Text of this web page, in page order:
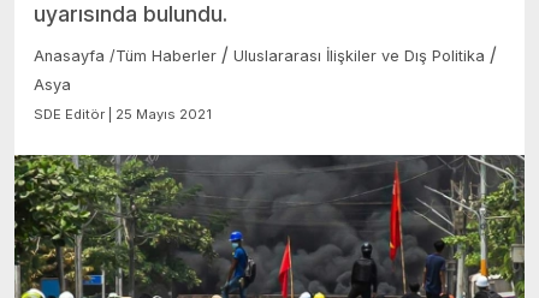
uyarısında bulundu.
Anasayfa /Tüm Haberler / Uluslararası İlişkiler ve Dış Politika /
Asya
SDE Editör | 25 Mayıs 2021